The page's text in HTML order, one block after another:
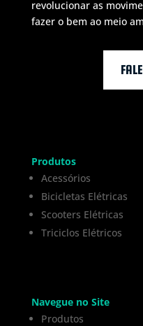
revolucionar as
fazer o bem ao meio
Produtos
Acessórios
Bicicletas Elétricas
Scooters Elétricas
Triciclos Elétricos
Navegue no Site
Produtos